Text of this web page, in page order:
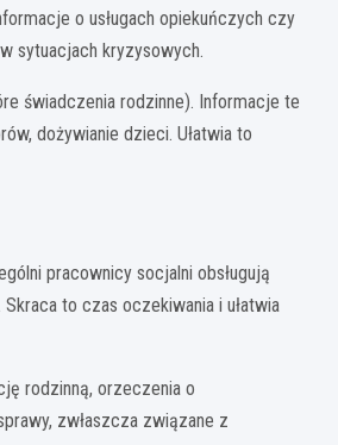
o usługach opiekuńczych czy
sytuacjach kryzysowych.
świadczenia rodzinne). Informacje te
dożywianie dzieci. Ułatwia to
pracownicy socjalni obsługują
to czas oczekiwania i ułatwia
rodzinną, orzeczenia o
zwłaszcza związane z